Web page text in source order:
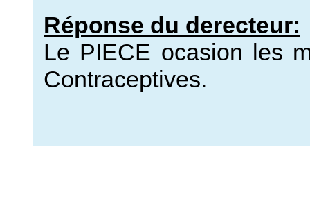
Réponse du derecteur:
Le PIECE ocasion les
Contraceptives.